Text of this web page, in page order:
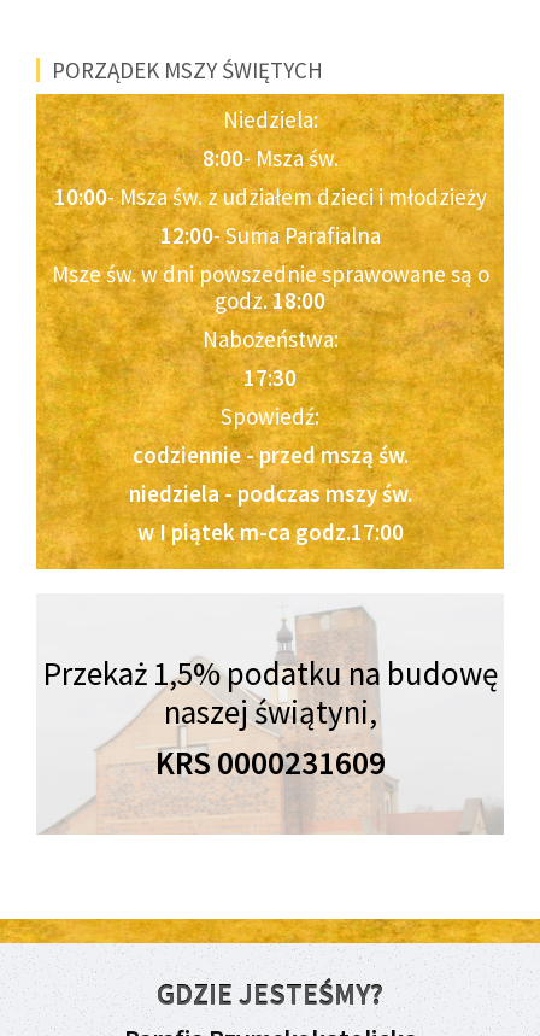
PORZĄDEK MSZY ŚWIĘTYCH
Niedziela:
8:00- Msza św.
10:00- Msza św. z udziałem dzieci i młodzieży
12:00- Suma Parafialna
Msze św. w dni powszednie sprawowane są o
godz.18:00
Nabożeństwa:
17:30
Spowiedź:
codziennie - przed mszą św.
niedziela - podczas mszy św.
w I piątek m-ca godz.17:00
Przekaż 1,5% podatku na budowę
naszej świątyni,
KRS 0000231609
GDZIE JESTEŚMY?